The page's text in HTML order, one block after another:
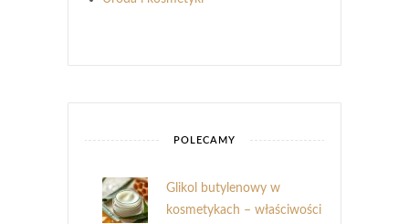
POLECAMY
Glikol butylenowy w
kosmetykach – właściwości